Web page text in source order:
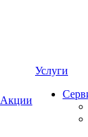
Акции
Услуги